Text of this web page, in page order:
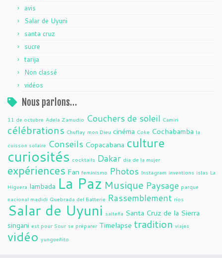
avis
Salar de Uyuni
santa cruz
sucre
tarija
Non classé
vidéos
Nous parlons…
11 de octubre Adela Zamudio Couchers de soleil Camiri
célébrations Chuflay mon Dieu cinéma Coke Cochabamba la
cuisson solaire Conseils Copacabana culture
curiosités cocktails Dakar dia de la mujer
expériences Fan feminismo Photos Instagram inventions islas La
Higuera lambada La Paz Musique Paysage parque
nacional madidi Quebrada del Batterie Rassemblement ríos
Salar de Uyuni salteña Santa Cruz de la Sierra
singani est pour Sour se préparer Timelapse tradition viajes
vidéo yungueñito